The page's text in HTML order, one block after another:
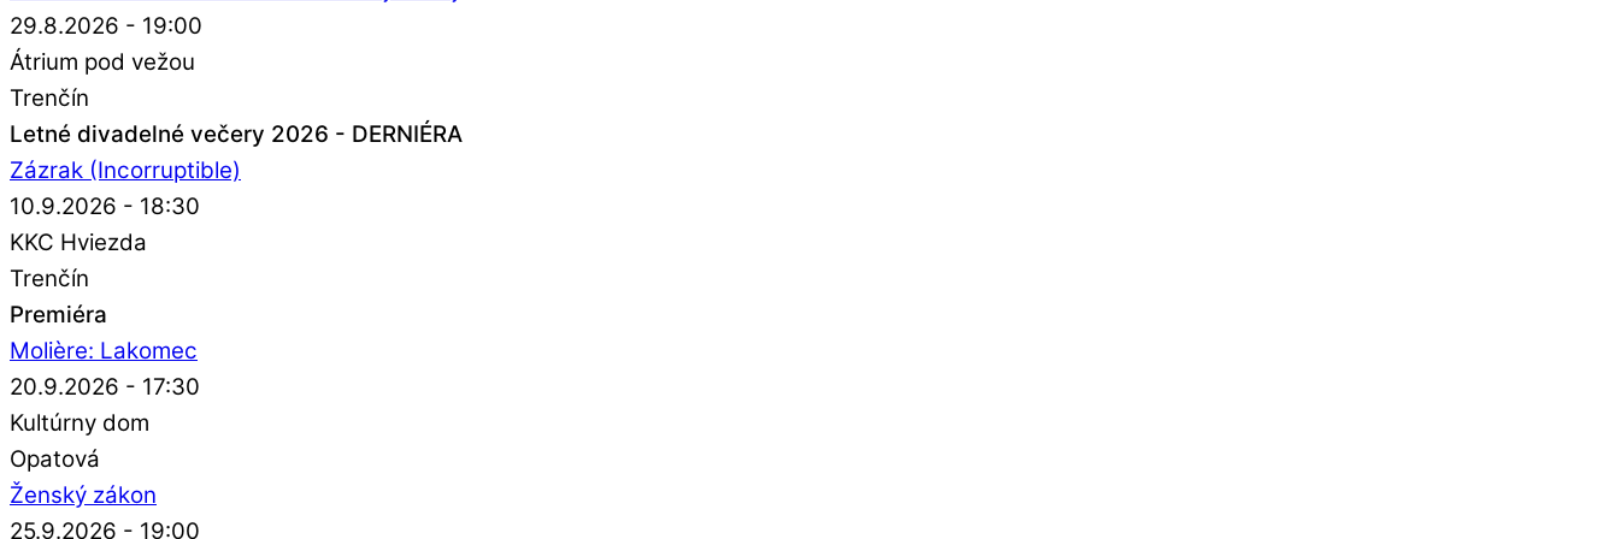
29.8.2026 - 19:00
Átrium pod vežou
Trenčín
Letné divadelné večery 2026 - DERNIÉRA
Zázrak (Incorruptible)
10.9.2026 - 18:30
KKC Hviezda
Trenčín
Premiéra
Molière: Lakomec
20.9.2026 - 17:30
Kultúrny dom
Opatová
Ženský zákon
25.9.2026 - 19:00